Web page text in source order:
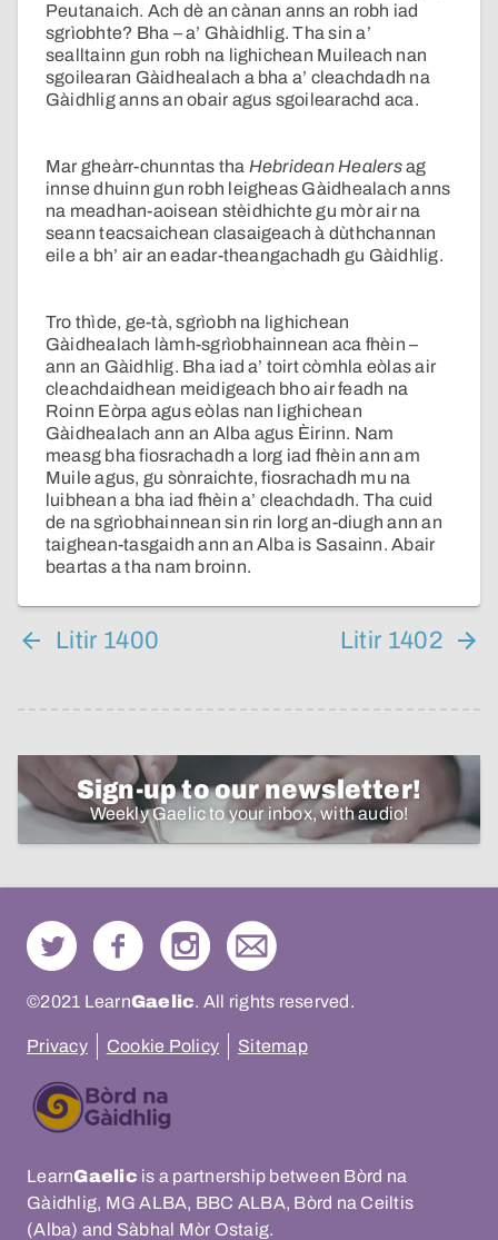
Peutanaich. Ach dè an cànan anns an robh iad
sgrìobhte? Bha – a’ Ghàidhlig. Tha sin a’
sealltainn gun robh na lighichean Muileach nan
sgoilearan Gàidhealach a bha a’ cleachdadh na
Gàidhlig anns an obair agus sgoilearachd aca.
Mar gheàrr-chunntas tha Hebridean Healersag
innse dhuinn gun robh leigheas Gàidhealach anns
na meadhan-aoisean stèidhichte gu mòr air na
seann teacsaichean clasaigeach à dùthchannan
eile a bh’ air an eadar-theangachadh gu Gàidhlig.
Tro thìde, ge-tà, sgrìobh na lighichean
Gàidhealach làmh-sgrìobhainnean aca fhèin –
ann an Gàidhlig. Bha iad a’ toirt còmhla eòlas air
cleachdaidhean meidigeach bho air feadh na
Roinn Eòrpa agus eòlas nan lighichean
Gàidhealach ann an Alba agus Èirinn. Nam
measg bha fiosrachadh a lorg iad fhèin ann am
Muile agus, gu sònraichte, fiosrachadh mu na
luibhean a bha iad fhèin a’ cleachdadh. Tha cuid
de na sgrìobhainnean sin rin lorg an-diugh ann an
taighean-tasgaidh ann an Alba is Sasainn. Abair
beartas a tha nam broinn.
Litir 1400 Litir 1402
Sign-up to our newsletter!
Weekly Gaelic to your inbox, with audio!
©2021 LearnGaelic. All rights reserved.
Privacy Cookie Policy Sitemap
LearnGaelic is a partnership between Bòrd na
Gàidhlig, MG ALBA, BBC ALBA, Bòrd na Ceiltis
(Alba) and Sàbhal Mòr Ostaig.